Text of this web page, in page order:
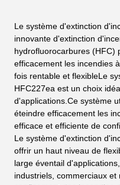
Le système d'extinction
innovante d'extinction
hydrofluorocarbures (HFC)
efficacement les incendies
fois rentable et flexibleLe
HFC227ea est un choix
d'applications.Ce système
éteindre efficacement les
efficace et efficiente de
Le système d'extinction
offrir un haut niveau de
large éventail
industriels, commerciaux